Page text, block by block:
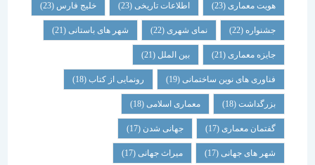
هویت معماری (23) اطلاعات تاریخی(23) خلیج فارس(23)
جشنواره(22) نمای شهری(22) شهر های باستانی (21)
جایزه معماری (21) بین الملل(21)
فناوری های نوین ساختمانی(19) رونمایی از کتاب (18)
بزرگداشت (18) معماری اسلامی(18)
گفتمان معماری (17) جهانی شدن(17)
شهر های جهانی(17) میراث جهانی(17)